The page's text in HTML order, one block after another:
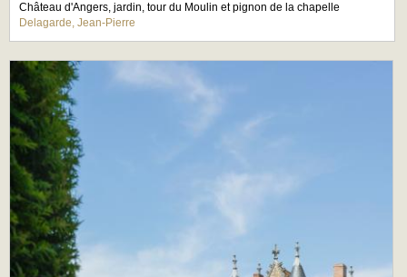
Château d'Angers, jardin, tour du Moulin et pignon de la chapelle
Delagarde, Jean-Pierre